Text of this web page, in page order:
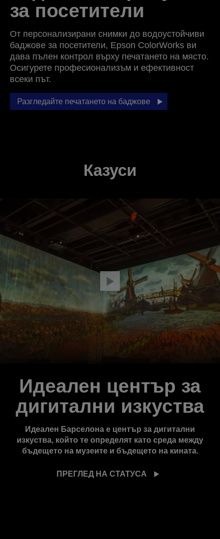
за посетители
От персонализирани снимки до водоустойчиви
баджове за посетители, Epson ColorWorks ви
дава пълен контрол върху печатането на място.
Осигурете професионализъм и ефективност
всеки път.
Разгледайте печатането на баджове
Казуси
Идеален център за
дигитални изкуства
Идеален Барселона е център за дигитални
изкуства, който те определят като среда между
бъдещето на музеите и бъдещето на кината.
ПРЕГЛЕД НА СТАТУСА